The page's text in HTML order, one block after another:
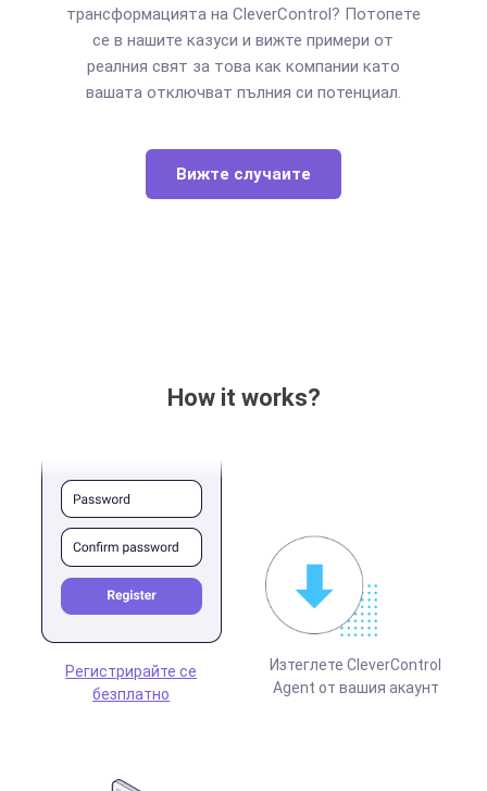
трансформацията на CleverControl? Потопете
се в нашите казуси и вижте примери от
реалния свят за това как компании като
вашата отключват пълния си потенциал.
Вижте случаите
How it works?
Регистрирайте се
безплатно
Изтеглете CleverControl
Agent от вашия акаунт